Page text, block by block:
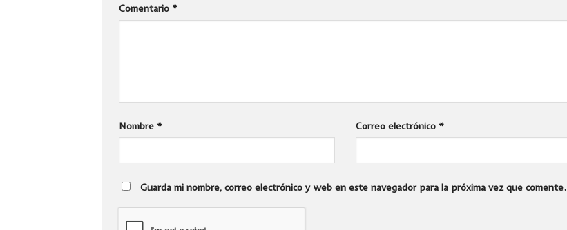
Comentario *
Nombre * Correo electrónico *
Guarda mi nombre, correo electrónico y web en este navegador para la próxima vez que comente.